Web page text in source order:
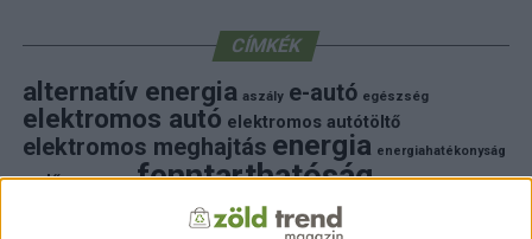
CÍMKÉK
alternatív energia aszály e-autó egészség
elektromos autó elektromos autótöltő
elektromos meghajtás energia energiahatékonyság
erdő fejlesztés fenntarthatóság fotovoltaikus
hulladék időjárás klímaváltozás
környezet